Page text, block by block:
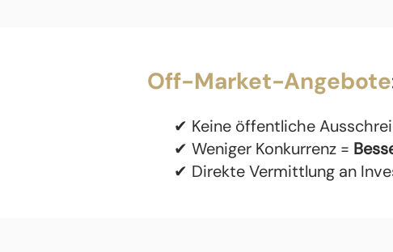
Off-Market-Angebote
✔ Keine öffentliche
✔ Weniger Konkurrenz =
✔ Direkte Vermittlung an